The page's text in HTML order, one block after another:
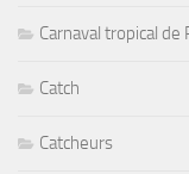
Carnaval tropical de
Catch
Catcheurs